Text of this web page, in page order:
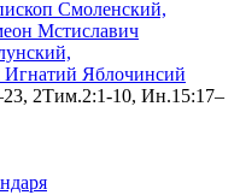
Смоленский,
Мстиславич
Яблочинсий
2Тим.2:1-10, Ин.15:17–